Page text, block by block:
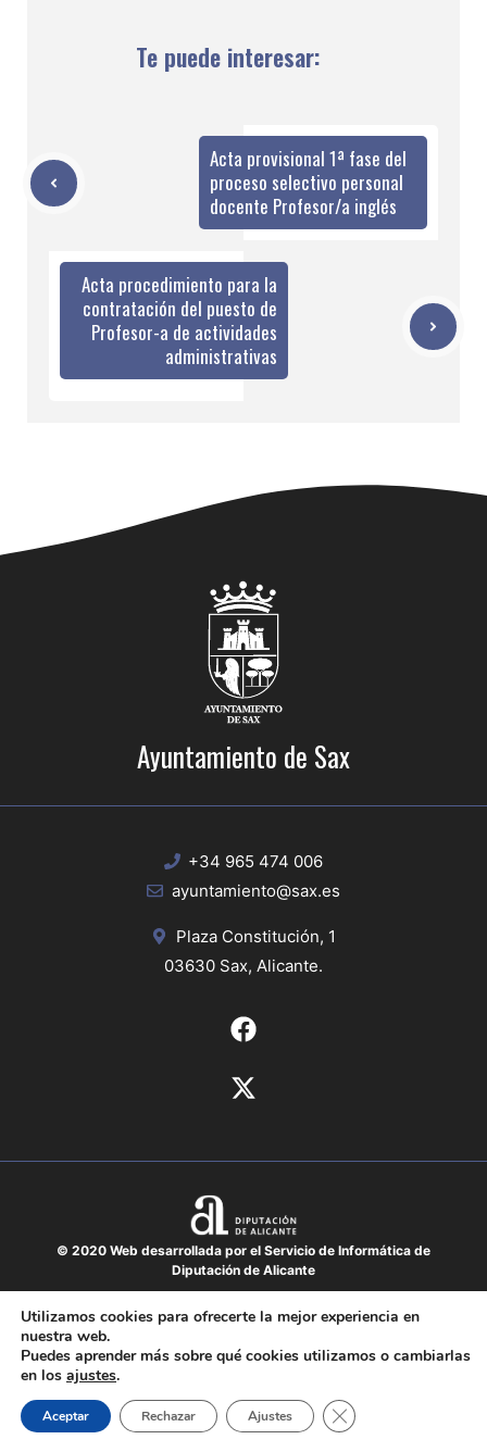
Te puede interesar:
Acta provisional 1ª fase del
proceso selectivo personal
docente Profesor/a inglés
Acta procedimiento para la
contratación del puesto de
Profesor-a de actividades
administrativas
Ayuntamiento de Sax
+34 965 474 006
ayuntamiento@sax.es
Plaza Constitución, 1
03630 Sax, Alicante.
© 2020 Web desarrollada por el Servicio de Informática de
Diputación de Alicante
Aviso legal
Política de cookies
Utilizamos cookies para ofrecerte la mejor experiencia en
nuestra web.
Puedes aprender más sobre qué cookies utilizamos o cambiarlas
en los ajustes.
Aceptar Rechazar Ajustes Cerrar el banner de